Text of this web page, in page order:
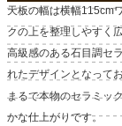
天板の幅は横幅115cm
クの上を整理しやすく
高級感のある石目調セ
れたデザインとなってお
まるで本物のセラミッ
かな仕上がりです。